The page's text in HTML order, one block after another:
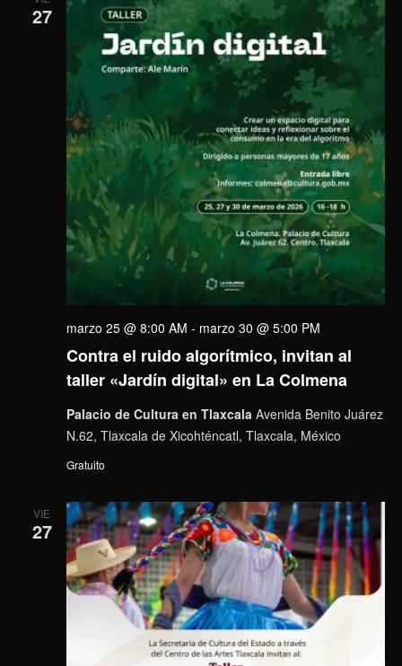
27
Contra el ruido algorítmico, invitan al
taller «Jardín digital» en La Colmena
marzo 25 @ 8:00 AM - marzo 30 @ 5:00 PM
Palacio de Cultura en Tlaxcala Avenida Benito Juárez
N.62, Tlaxcala de Xicohténcatl, Tlaxcala, México
Gratuito
VIE
27